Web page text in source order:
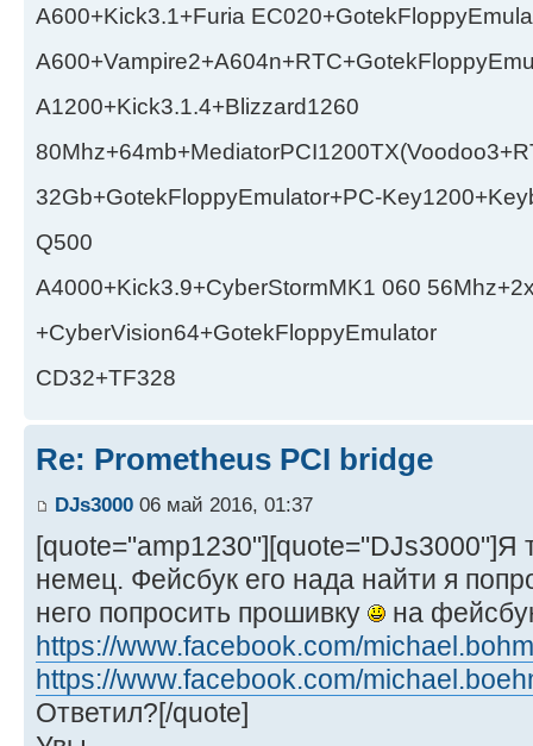
A600+Kick3.1+Furia
A1200+Kick3.1.4+Blizzard1260
32Gb+GotekFloppyEmulator+PC-
Q500
A4000+Kick3.9+CyberStormMK1 060
+CyberVision64+GotekFloppyEmulator
CD32+TF328
Re: Prometheus PCI bridge
DJs3000 06 май 2016, 01:37
[quote="amp1230"][quote="DJs3000"]Я
немец. Фейсбук его нада найти я
него попросить прошивку
на
https://www.facebook.com/
https://www.facebook.com/
Ответил?[/quote]